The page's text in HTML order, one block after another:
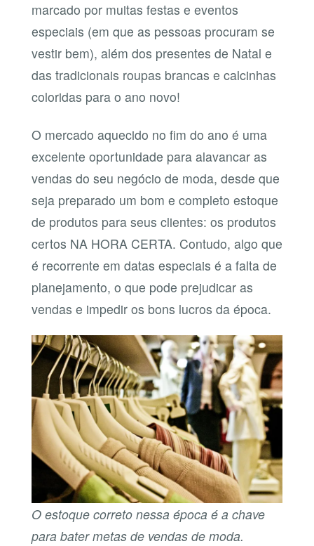
marcado por muitas festas e eventos
especiais (em que as pessoas procuram se
vestir bem), além dos presentes de Natal e
das tradicionais roupas brancas e calcinhas
coloridas para o ano novo!
O mercado aquecido no fim do ano é uma
excelente oportunidade para alavancar as
vendas do seu negócio de moda, desde que
seja preparado um bom e completo estoque
de produtos para seus clientes: os produtos
certos NA HORA CERTA. Contudo, algo que
é recorrente em datas especiais é a falta de
planejamento, o que pode prejudicar as
vendas e impedir os bons lucros da época.
O estoque correto nessa época é a chave
para bater metas de vendas de moda.